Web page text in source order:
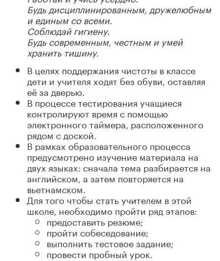
Будь дисциплинированным, дружелюбным
и единым со всеми.
Соблюдай гигиену.
Будь современным, честным и умей
хранить тишину.
В целях поддержания чистоты в классе
дети и учителя ходят без обуви, оставляя
её за дверью.
В процессе тестирования учащиеся
контролируют время с помощью
электронного таймера, расположенного
рядом с доской.
В рамках образовательного процесса
предусмотрено изучение материала на
двух языках: сначала тема разбирается на
английском, а затем повторяется на
вьетнамском.
Для того чтобы стать учителем в этой
школе, необходимо пройти ряд этапов:
предоставить резюме;
пройти собеседование;
выполнить тестовое задание;
провести пробный урок.